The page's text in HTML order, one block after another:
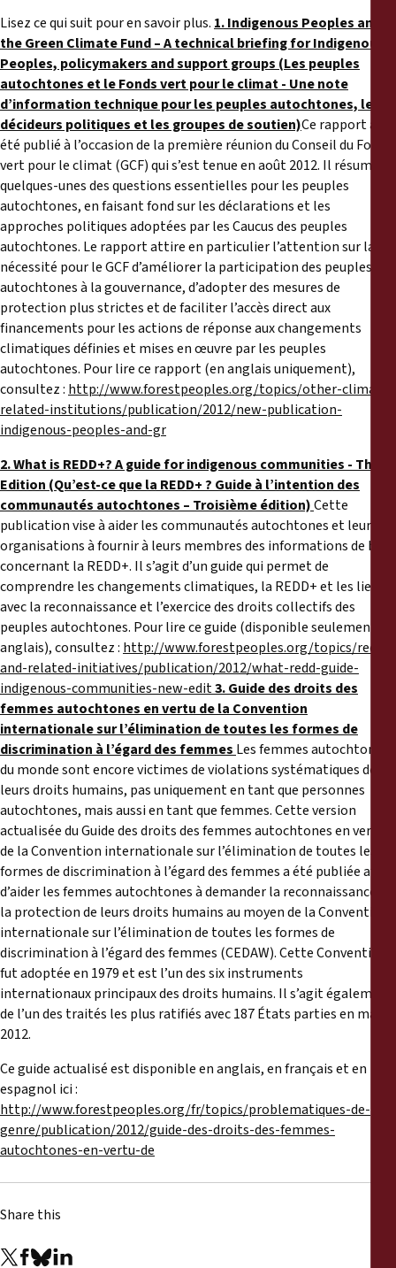
Lisez ce qui suit pour en savoir plus. 1. Indigenous Peoples and
the Green Climate Fund – A technical briefing for Indigenous
Peoples, policymakers and support groups (Les peuples
autochtones et le Fonds vert pour le climat - Une note
d’information technique pour les peuples autochtones, les
décideurs politiques et les groupes de soutien)Ce rapport a
été publié à l’occasion de la première réunion du Conseil du Fonds
vert pour le climat (GCF) qui s’est tenue en août 2012. Il résume
quelques-unes des questions essentielles pour les peuples
autochtones, en faisant fond sur les déclarations et les
approches politiques adoptées par les Caucus des peuples
autochtones. Le rapport attire en particulier l’attention sur la
nécessité pour le GCF d’améliorer la participation des peuples
autochtones à la gouvernance, d’adopter des mesures de
protection plus strictes et de faciliter l’accès direct aux
financements pour les actions de réponse aux changements
climatiques définies et mises en œuvre par les peuples
autochtones. Pour lire ce rapport (en anglais uniquement),
consultez : http://www.forestpeoples.org/topics/other-climate-
related-institutions/publication/2012/new-publication-
indigenous-peoples-and-gr
2. What is REDD+? A guide for indigenous communities - Third
Edition (Qu’est-ce que la REDD+ ? Guide à l’intention des
communautés autochtones – Troisième édition)Cette
publication vise à aider les communautés autochtones et leurs
organisations à fournir à leurs membres des informations de base
concernant la REDD+. Il s’agit d’un guide qui permet de
comprendre les changements climatiques, la REDD+ et les liens
avec la reconnaissance et l’exercice des droits collectifs des
peuples autochtones. Pour lire ce guide (disponible seulement en
anglais), consultez : http://www.forestpeoples.org/topics/redd-
and-related-initiatives/publication/2012/what-redd-guide-
indigenous-communities-new-edit3. Guide des droits des
femmes autochtones en vertu de la Convention
internationale sur l’élimination de toutes les formes de
discrimination à l’égard des femmes Les femmes autochtones
du monde sont encore victimes de violations systématiques de
leurs droits humains, pas uniquement en tant que personnes
autochtones, mais aussi en tant que femmes. Cette version
actualisée du Guide des droits des femmes autochtones en vertu
de la Convention internationale sur l’élimination de toutes les
formes de discrimination à l’égard des femmes a été publiée afin
d’aider les femmes autochtones à demander la reconnaissance et
la protection de leurs droits humains au moyen de la Convention
internationale sur l’élimination de toutes les formes de
discrimination à l’égard des femmes (CEDAW). Cette Convention
fut adoptée en 1979 et est l’un des six instruments
internationaux principaux des droits humains. Il s’agit également
de l’un des traités les plus ratifiés avec 187 États parties en mai
2012.
Ce guide actualisé est disponible en anglais, en français et en
espagnol ici :
http://www.forestpeoples.org/fr/topics/problematiques-de-
genre/publication/2012/guide-des-droits-des-femmes-
autochtones-en-vertu-de
Share this